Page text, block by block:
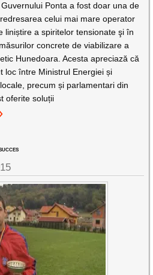
Ponta a fost doar una de
celui mai mare operator
liniștire a spiritelor tensionate şi în
concrete de viabilizare a
Hunedoara. Acesta apreciază că
loc între Ministrul Energiei și
precum și parlamentari din
oferite soluții